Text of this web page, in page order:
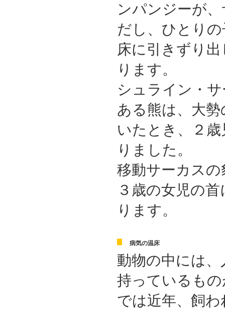
ンパンジーが
だし、ひとり
床に引きずり
ります。
シュライン・
ある熊は、大
いたとき、２
りました。
移動サーカス
３歳の女児の
ります。
病気の温床
動物の中には
持っているも
では近年、飼